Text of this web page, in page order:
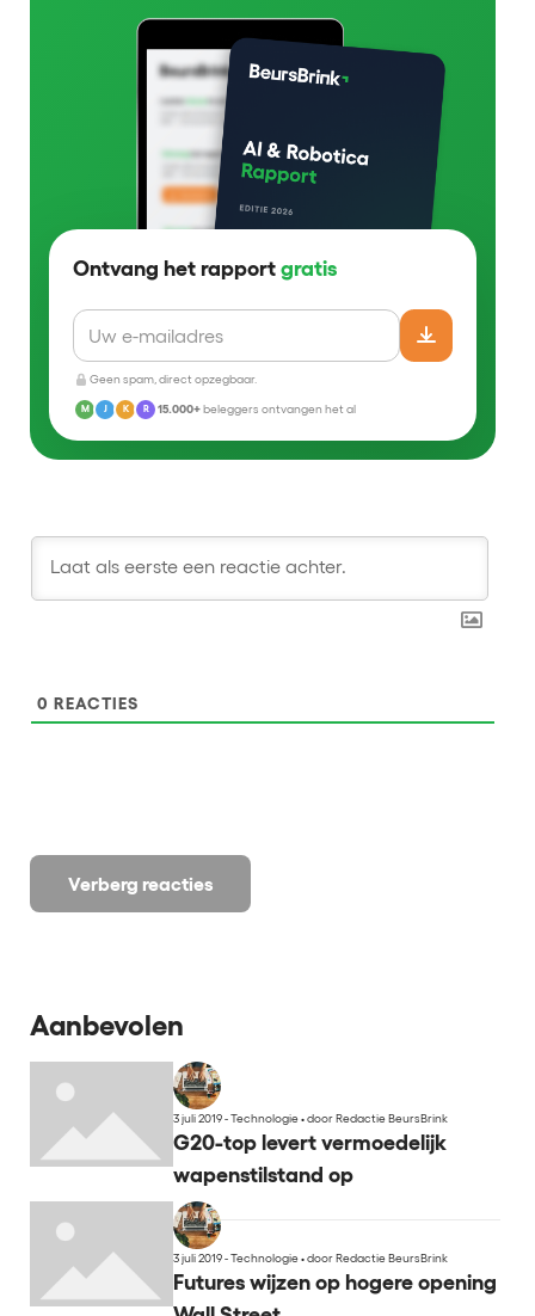
Ontvang het rapport gratis
Geen spam, direct opzegbaar.
M J K R 15.000+beleggers ontvangen het al
Verberg reacties
0 REACTIES
Aanbevolen
3 juli 2019 - Technologie•door Redactie BeursBrink
G20-top levert vermoedelijk
wapenstilstand op
3 juli 2019 - Technologie•door Redactie BeursBrink
Futures wijzen op hogere opening